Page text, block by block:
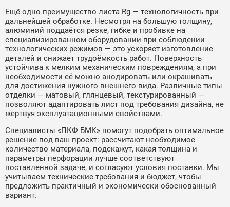
Ещё одно преимущество листа Rg — технологичность при
дальнейшей обработке. Несмотря на большую толщину,
алюминий поддаётся резке, гибке и пробивке на
специализированном оборудовании при соблюдении
технологических режимов — это ускоряет изготовление
деталей и снижает трудоёмкость работ. Поверхность
устойчива к мелким механическим повреждениям, а при
необходимости её можно анодировать или окрашивать
для достижения нужного внешнего вида. Различные типы
отделки — матовый, глянцевый, текстурированный —
позволяют адаптировать лист под требования дизайна, не
жертвуя эксплуатационными свойствами.
Специалисты «ПКФ БМК» помогут подобрать оптимальное
решение под ваш проект: рассчитают необходимое
количество материала, подскажут, какая толщина и
параметры перфорации лучше соответствуют
поставленной задаче, и согласуют условия поставки. Мы
учитываем технические требования и бюджет, чтобы
предложить практичный и экономически обоснованный
вариант.